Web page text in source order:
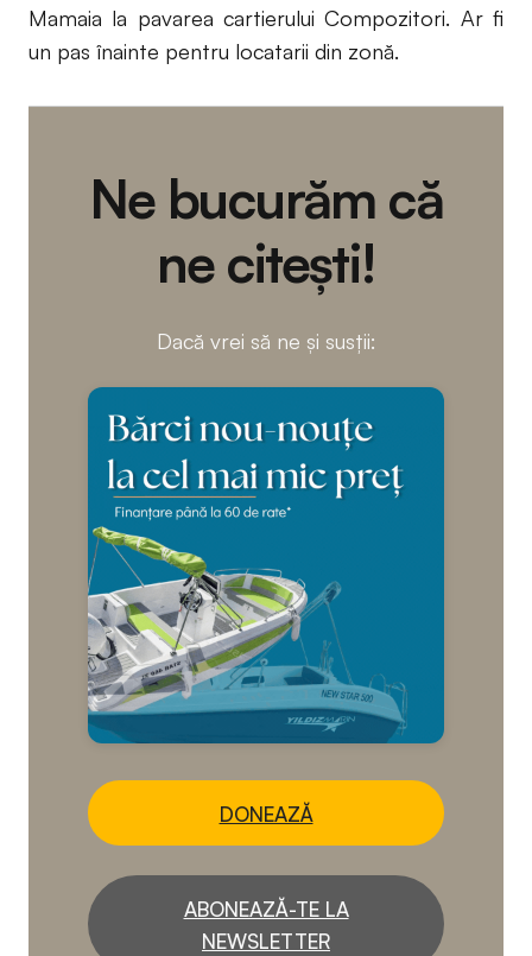
Mamaia la pavarea cartierului Compozitori. Ar fi
un pas înainte pentru locatarii din zonă.
Ne bucurăm că
ne citești!
Dacă vrei să ne și susții:
DONEAZĂ
ABONEAZĂ-TE LA
NEWSLETTER